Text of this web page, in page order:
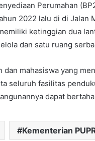
Perumahan
2022 lalu di di Jalan
ketinggian dua
dan satu ruang
dan mahasiswa yang
seluruh fasilitas
dapat
Kementerian